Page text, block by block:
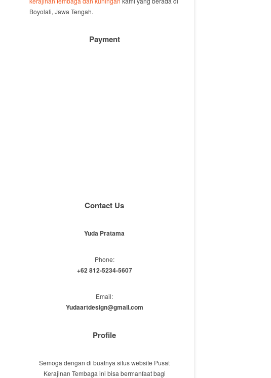
Boyolali, Jawa Tengah.
Payment
Contact Us
Yuda Pratama
Phone:
+62 812-5234-5607
Email:
Yudaartdesign@gmail.com
Profile
Semoga dengan di buatnya situs website Pusat
Kerajinan Tembaga ini bisa bermanfaat bagi